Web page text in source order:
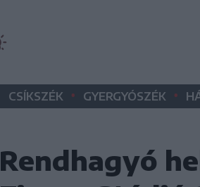
CSÍKSZÉK • GYERGYÓSZÉK •
Rendhagyó